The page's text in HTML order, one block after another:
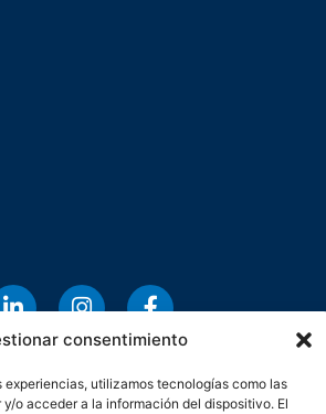
consentimiento
experiencias, utilizamos tecnologías como las
o acceder a la información del dispositivo. El